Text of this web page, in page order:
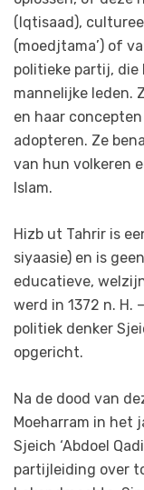
(Iqtisaad),
(moedjtama’) of
politieke partij,
mannelijke leden.
en haar
adopteren. Ze
van hun volkeren
Islam.
Hizb ut Tahrir is
siyaasie) en is
educatieve,
werd in 1372 n. H.
politiek denker
opgericht.
Na de dood van
Moeharram in het
Sjeich ‘Abdoel
partijleiding over